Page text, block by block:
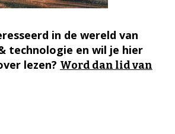
in de wereld van
technologie en wil je hier
lezen? Word dan lid van